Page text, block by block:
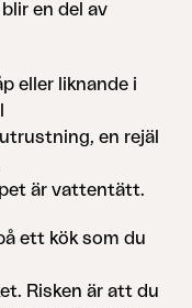
en del av
eller liknande i
en rejäl
är vattentätt.
ett kök som du
Risken är att du